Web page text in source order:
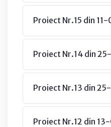
Proiect Nr.15 din
Proiect Nr.14 din
Proiect Nr.13 din
Proiect Nr.12 din